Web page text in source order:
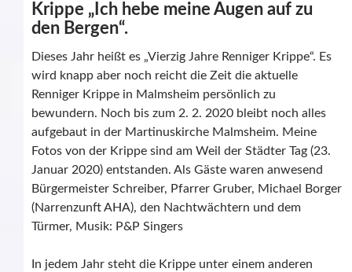
Krippe „Ich hebe meine Augen auf zu
den Bergen“.
Dieses Jahr heißt es „Vierzig Jahre Renniger Krippe“. Es
wird knapp aber noch reicht die Zeit die aktuelle
Renniger Krippe in Malmsheim persönlich zu
bewundern. Noch bis zum 2. 2. 2020 bleibt noch alles
aufgebaut in der Martinuskirche Malmsheim. Meine
Fotos von der Krippe sind am Weil der Städter Tag (23.
Januar 2020) entstanden. Als Gäste waren anwesend
Bürgermeister Schreiber, Pfarrer Gruber, Michael Borger
(Narrenzunft AHA), den Nachtwächtern und dem
Türmer, Musik: P&P Singers
In jedem Jahr steht die Krippe unter einem anderen